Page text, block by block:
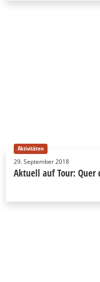
Aktivitäten
29. September 2018
Aktuell auf Tour: Quer